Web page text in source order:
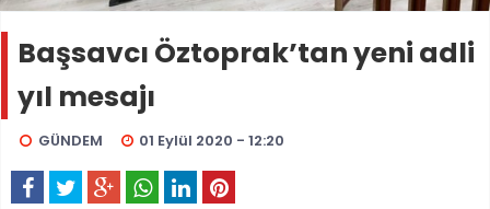
Başsavcı Öztoprak’tan yeni adli
yıl mesajı
GÜNDEM 01 Eylül 2020 - 12:20